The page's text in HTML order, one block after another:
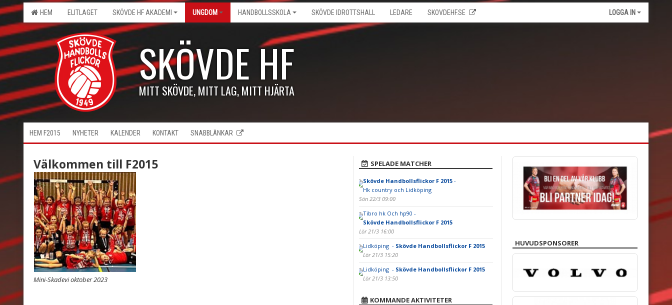
HEM ELITLAGET SKÖVDE HF AKADEMI UNGDOM HANDBOLLSSKOLA SKÖVDE IDROTTSHALL LEDARE SKOVDEHF.SE LOGGA IN
SKÖVDE HF
MITT SKÖVDE, MITT LAG, MITT HJÄRTA
HEM F2015 NYHETER KALENDER KONTAKT SNABBLÄNKAR
Välkommen till F2015
Mini-Skadevi oktober 2023
SPELADE MATCHER
Skövde Handbollsflickor F 2015-
Hk country och Lidköping
Sön 22/3 09:00
Tibro hk Och hp90 -
Skövde Handbollsflickor F 2015
Lör 21/3 16:00
Lidköping - Skövde Handbollsflickor F 2015
Lör 21/3 15:20
Lidköping - Skövde Handbollsflickor F 2015
Lör 21/3 13:50
KOMMANDE AKTIVITETER
HUVUDSPONSORER